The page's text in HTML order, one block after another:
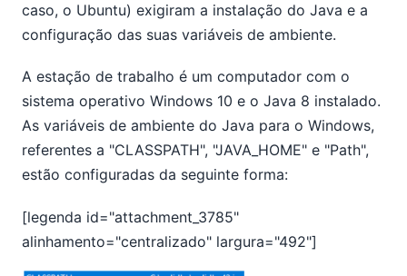
caso, o Ubuntu) exigiram a instalação do Java e a
configuração das suas variáveis de ambiente.
A estação de trabalho é um computador com o
sistema operativo Windows 10 e o Java 8 instalado.
As variáveis de ambiente do Java para o Windows,
referentes a "CLASSPATH", "JAVA_HOME" e "Path",
estão configuradas da seguinte forma:
[legenda id="attachment_3785"
alinhamento="centralizado" largura="492"]